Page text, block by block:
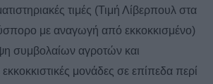
τιμές (Τιμή Λίβερπουλ στα
με αναγωγή από εκκοκκισμένο)
συμβολαίων αγροτών και
μονάδες σε επίπεδα περί